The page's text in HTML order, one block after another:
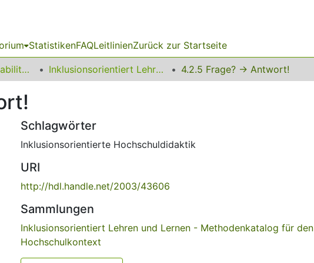
StatistikenFAQLeitlinienZurück zur Startseite
13 Fakultät für Rehabilitationswissenschaften Inklusionsorientiert Lehren und Lernen - Methodenkatalog für den Hochschulkontext 4.2.5 Frage? -> Antwort!
Schlagwörter
Inklusionsorientierte Hochschuldidaktik
URI
http://hdl.handle.net/2003/43606
Sammlungen
Inklusionsorientiert Lehren und Lernen - Methodenkatalog für den
Hochschulkontext